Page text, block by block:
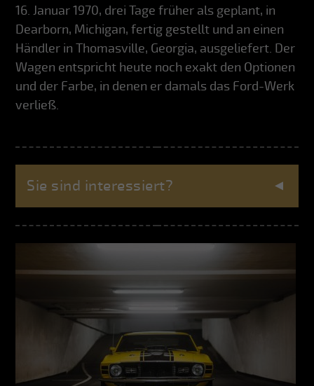
16. Januar 1970, drei Tage früher als geplant, in
Dearborn, Michigan, fertig gestellt und an einen
Händler in Thomasville, Georgia, ausgeliefert. Der
Wagen entspricht heute noch exakt den Optionen
und der Farbe, in denen er damals das Ford-Werk
verließ.
Sie sind interessiert?